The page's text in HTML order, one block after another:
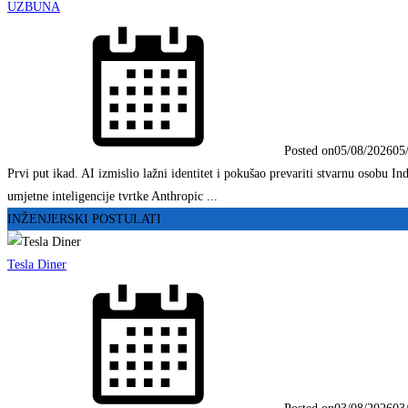
UZBUNA
Posted on05/08/2026
Prvi put ikad. AI izmislio lažni identitet i pokušao prevariti stvarnu osobu
umjetne inteligencije tvrtke Anthropic ...
INŽENJERSKI POSTULATI
Tesla Diner